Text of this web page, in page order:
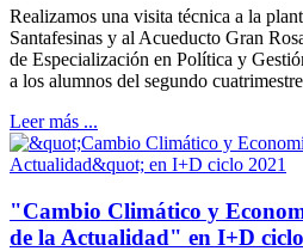
Realizamos una visita técnica a la
Santafesinas y al Acueducto Gran
de Especialización en Política y
a los alumnos del segundo
Leer más ...
"Cambio Climático y
de la Actualidad" en I+D